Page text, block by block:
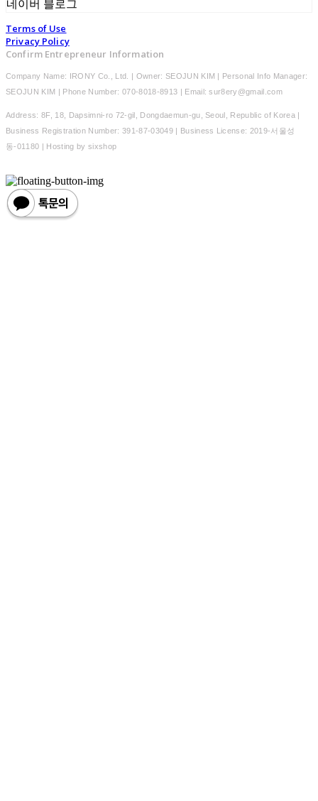
네이버 블로그
Terms of Use
Privacy Policy
Confirm Entrepreneur Information
Company Name: IRONY Co., Ltd. | Owner: SEOJUN KIM | Personal Info Manager:
SEOJUN KIM | Phone Number: 070-8018-8913 | Email: sur8ery@gmail.com
Address: 8F, 18, Dapsimni-ro 72-gil, Dongdaemun-gu, Seoul, Republic of Korea |
Business Registration Number: 391-87-03049| Business License: 2019-서울성
동-01180 | Hosting by sixshop